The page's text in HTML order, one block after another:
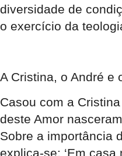
diversidade de
o exercício da
A Cristina, o André e
Casou com a
deste Amor
Sobre a importância
explica-se: ‘Em